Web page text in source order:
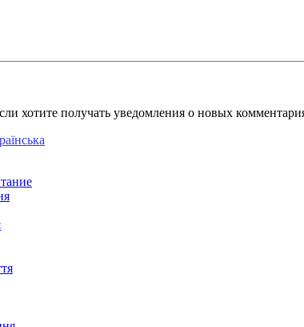
хотите получать уведомления о новых